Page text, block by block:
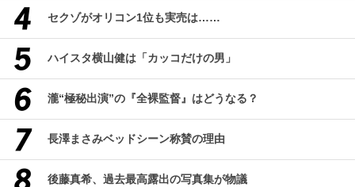
セクゾがオリコン1位も実売は……
ハイスタ横山健は「カッコだけの男」
瀧“極秘出演”の『全裸監督』はどうなる？
長澤まさみベッドシーン称賛の理由
後藤真希、過去最高露出の写真集が物議